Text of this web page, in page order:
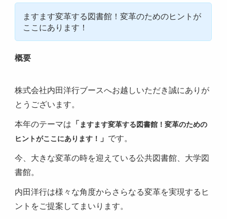
ますます変革する図書館！変革のためのヒントが
ここにあります！
概要
株式会社内田洋行ブースへお越しいただき誠にありが
とうございます。
本年のテーマは 「 ますます変革する図書館！変革のための
ヒントがここにあります！
」 です。
今、大きな変革の時を迎えている公共図書館、大学図
書館。
内田洋行は様々な角度からさらなる変革を実現するヒ
ントをご提案してまいります。